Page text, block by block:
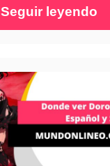
Seguir leyendo